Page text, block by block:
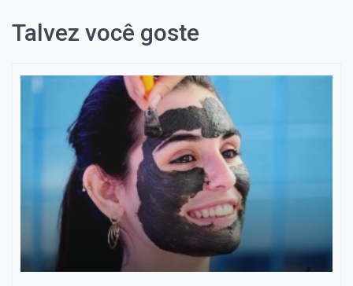
Talvez você goste